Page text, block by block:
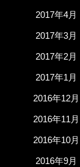
2017年4月
2017年3月
2017年2月
2017年1月
2016年12月
2016年11月
2016年10月
2016年9月